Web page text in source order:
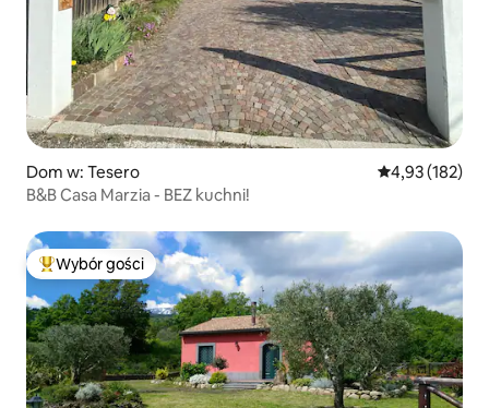
Dom w: Tesero Średnia
4,93 (182)
B&B Casa Marzia - BEZ kuchni!
Najpopularniejsze z kategorii Wybór gości
Wybór gości